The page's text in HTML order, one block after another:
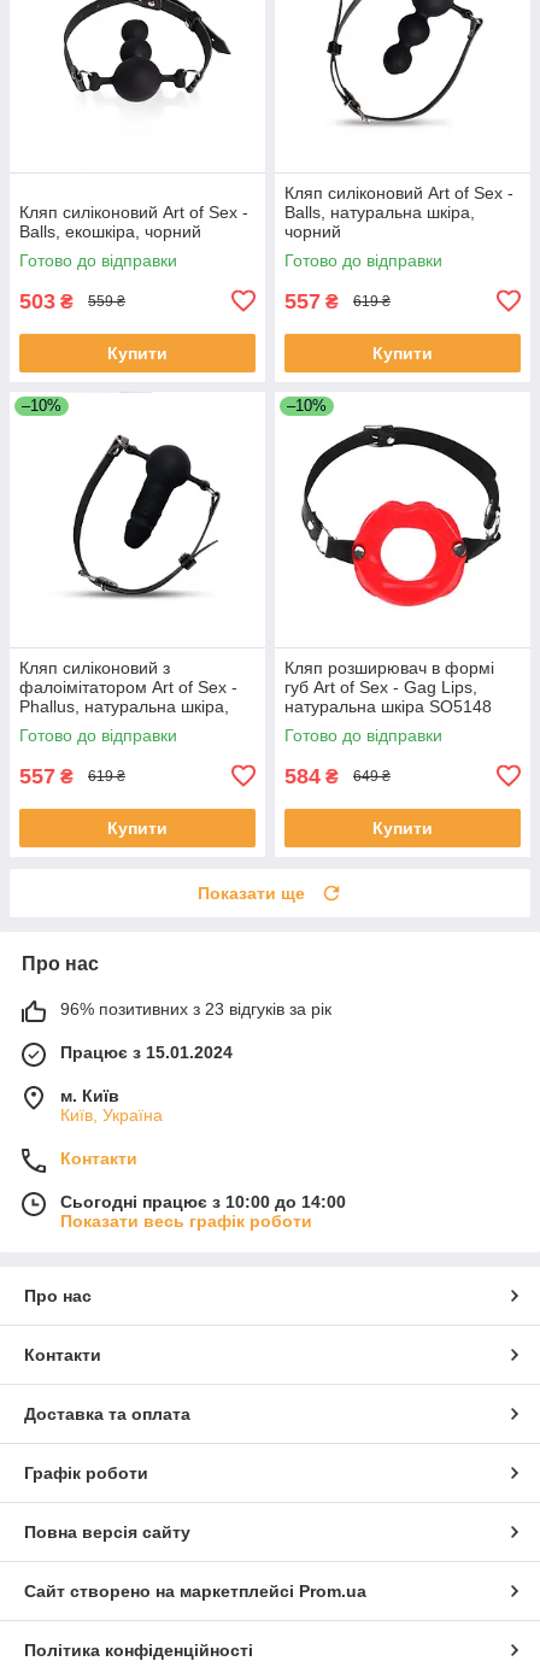
Кляп силіконовий Art of Sex -
Balls, екошкіра, чорний
Готово до відправки
503 ₴ 559 ₴
Купити
Кляп силіконовий Art of Sex -
Balls, натуральна шкіра,
чорний
Готово до відправки
557 ₴ 619 ₴
Купити
–10%
Кляп силіконовий з
фалоімітатором Art of Sex -
Phallus, натуральна шкіра,
чорний
Готово до відправки
557 ₴ 619 ₴
Купити
–10%
Кляп розширювач в формі
губ Art of Sex - Gag Lips,
натуральна шкіра SO5148
Готово до відправки
584 ₴ 649 ₴
Купити
Показати ще
Про нас
96% позитивних з 23 відгуків за рік
Працює з 15.01.2024
м. Київ
Київ, Україна
Контакти
Сьогодні працює з 10:00 до 14:00
Показати весь графік роботи
Про нас
Контакти
Доставка та оплата
Графік роботи
Повна версія сайту
Сайт створено на маркетплейсі Prom.ua
Політика конфіденційності